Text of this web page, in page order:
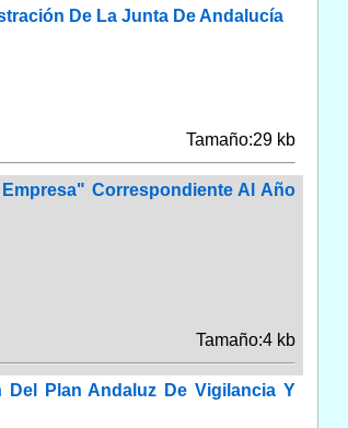
De La Junta De Andalucía
Tamaño:29 kb
Correspondiente Al Año
Tamaño:4 kb
Plan Andaluz De Vigilancia Y